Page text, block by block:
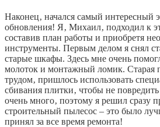
Наконец‚ начался самый интересный
обновления! Я‚ Михаил‚ подходил к
составив план работы и приобретя
инструменты. Первым делом я снял
старые шкафы. Здесь мне очень
молоток и монтажный ломик. Старая
трудом‚ пришлось использовать
сбивания плитки‚ чтобы не
очень много‚ поэтому я решил сразу
строительный пылесос – это было
принял за все время ремонта!